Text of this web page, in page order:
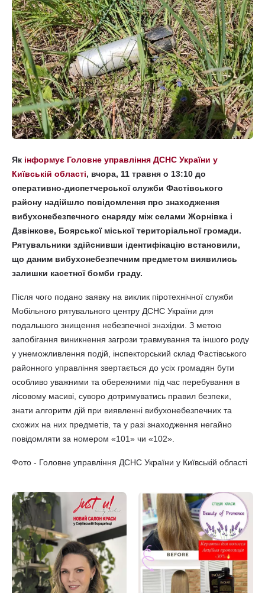
Як інформує Головне управління ДСНС України у
Київській області, вчора, 11 травня о 13:10 до
оперативно-диспетчерської служби Фастівського
району надійшло повідомлення про знаходження
вибухонебезпечного снаряду між селами Жорнівка і
Дзвінкове, Боярської міської територіальної громади.
Рятувальники здійснивши ідентифікацію встановили,
що даним вибухонебезпечним предметом виявились
залишки касетної бомби граду.
Після чого подано заявку на виклик піротехнічної служби
Мобільного рятувального центру ДСНС України для
подальшого знищення небезпечної знахідки. З метою
запобігання виникнення загрози травмування та іншого роду
у унеможливлення подій, інспекторський склад Фастівського
районного управління звертається до усіх громадян бути
особливо уважними та обережними під час перебування в
лісовому масиві, суворо дотримуватись правил безпеки,
знати алгоритм дій при виявленні вибухонебезпечних та
схожих на них предметів, та у разі знаходження негайно
повідомляти за номером «101» чи «102».
Фото - Головне управління ДСНС України у Київській області